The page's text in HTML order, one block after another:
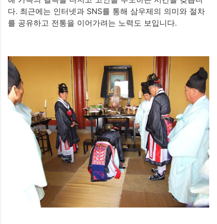
다. 최근에는 인터넷과 SNS를 통해 삼우제의 의미와 절차
를 공유하고 전통을 이어가려는 노력도 보입니다.